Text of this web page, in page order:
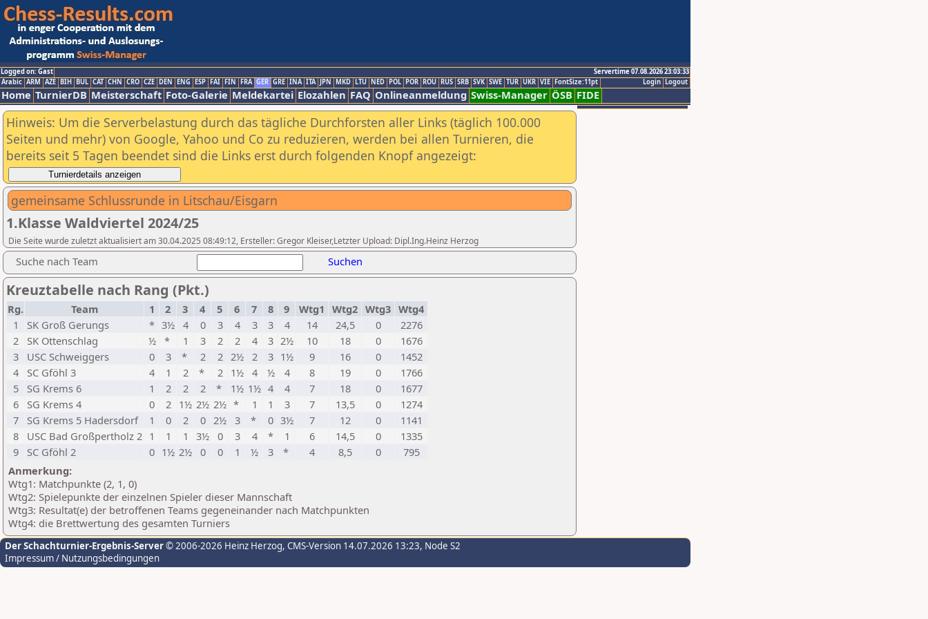
Logged on: Gast
Servertime 07.08.2026 23:03:33
Logout
Login
Arabic ARM AZE BIH BUL CAT CHN CRO CZE DEN ENG ESP FAI FIN FRA GER GRE INA ITA JPN MKD LTU NED POL POR ROU RUS SRB SVK SWE TUR UKR VIE FontSize:11pt
Home TurnierDB Meisterschaft Foto-Galerie Meldekartei Elozahlen FAQ Onlineanmeldung Swiss-Manager ÖSB FIDE
Hinweis: Um die Serverbelastung durch das tägliche Durchforsten aller Links (täglich 100.000
Seiten und mehr) von Google, Yahoo und Co zu reduzieren, werden bei allen Turnieren, die
bereits seit 5 Tagen beendet sind die Links erst durch folgenden Knopf angezeigt:
gemeinsame Schlussrunde in Litschau/Eisgarn
1.Klasse Waldviertel 2024/25
Die Seite wurde zuletzt aktualisiert am 30.04.2025 08:49:12, Ersteller: Gregor Kleiser,Letzter Upload: Dipl.Ing.Heinz Herzog
Suche nach Team Suchen
Kreuztabelle nach Rang (Pkt.)
Rg. Team 1 2 3 4 5 6 7 8 9 Wtg1 Wtg2 Wtg3 Wtg4
1
SK Groß Gerungs * 3½ 4 0 3 4 3 3 4 14 24,5 0
2276
2
SK Ottenschlag ½ * 1 3 2 2 4 3 2½ 10 18 0
1676
3
USC Schweiggers 0 3 * 2 2 2½ 2 3 1½ 9 16 0
1452
4
SC Gföhl 3 4 1 2 * 2 1½ 4 ½ 4 8 19 0
1766
5
SG Krems 6 1 2 2 2 * 1½ 1½ 4 4 7 18 0
1677
6
SG Krems 4 0 2 1½ 2½ 2½ * 1 1 3 7 13,5 0
1274
7
SG Krems 5 Hadersdorf 1 0 2 0 2½ 3 * 0 3½ 7 12 0
1141
8
USC Bad Großpertholz 2 1 1 1 3½ 0 3 4 * 1 6 14,5 0
1335
9
SC Gföhl 2 0 1½ 2½ 0 0 1 ½ 3 * 4 8,5 0
795
Anmerkung:
Wtg1: Matchpunkte (2, 1, 0)
Wtg2: Spielepunkte der einzelnen Spieler dieser Mannschaft
Wtg3: Resultat(e) der betroffenen Teams gegeneinander nach Matchpunkten
Wtg4: die Brettwertung des gesamten Turniers
Der Schachturnier-Ergebnis-Server© 2006-2026 Heinz Herzog, CMS-Version 14.07.2026 13:23, Node S2
Impressum / Nutzungsbedingungen